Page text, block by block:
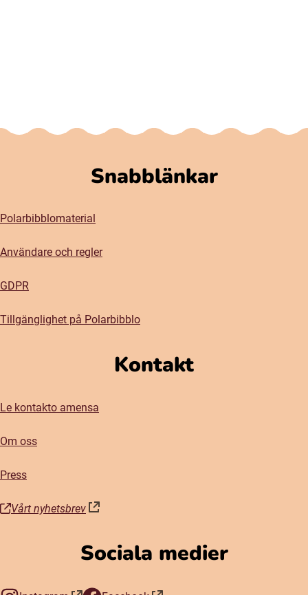
Snabblänkar
Polarbibblomaterial
Användare och regler
GDPR
Tillgänglighet på Polarbibblo
Kontakt
Le kontakto amensa
Om oss
Press
Vårt nyhetsbrev
(öppnas i nytt fönster)
Sociala medier